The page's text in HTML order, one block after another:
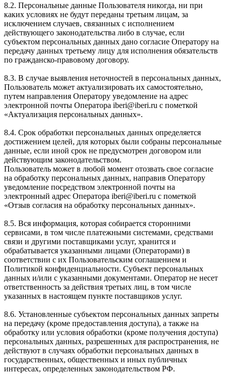
8.2. Персональные данные Пользователя никогда, ни при
каких условиях не будут переданы третьим лицам, за
исключением случаев, связанных с исполнением
действующего законодательства либо в случае, если
субъектом персональных данных дано согласие Оператору на
передачу данных третьему лицу для исполнения обязательств
по гражданско-правовому договору.
8.3. В случае выявления неточностей в персональных данных,
Пользователь может актуализировать их самостоятельно,
путем направления Оператору уведомление на адрес
электронной почты Оператора iberi@iberi.ru с пометкой
«Актуализация персональных данных».
8.4. Срок обработки персональных данных определяется
достижением целей, для которых были собраны персональные
данные, если иной срок не предусмотрен договором или
действующим законодательством.
Пользователь может в любой момент отозвать свое согласие
на обработку персональных данных, направив Оператору
уведомление посредством электронной почты на
электронный адрес Оператора iberi@iberi.ru с пометкой
«Отзыв согласия на обработку персональных данных».
8.5. Вся информация, которая собирается сторонними
сервисами, в том числе платежными системами, средствами
связи и другими поставщиками услуг, хранится и
обрабатывается указанными лицами (Операторами) в
соответствии с их Пользовательским соглашением и
Политикой конфиденциальности. Субъект персональных
данных и/или с указанными документами. Оператор не несет
ответственность за действия третьих лиц, в том числе
указанных в настоящем пункте поставщиков услуг.
8.6. Установленные субъектом персональных данных запреты
на передачу (кроме предоставления доступа), а также на
обработку или условия обработки (кроме получения доступа)
персональных данных, разрешенных для распространения, не
действуют в случаях обработки персональных данных в
государственных, общественных и иных публичных
интересах, определенных законодательством РФ.